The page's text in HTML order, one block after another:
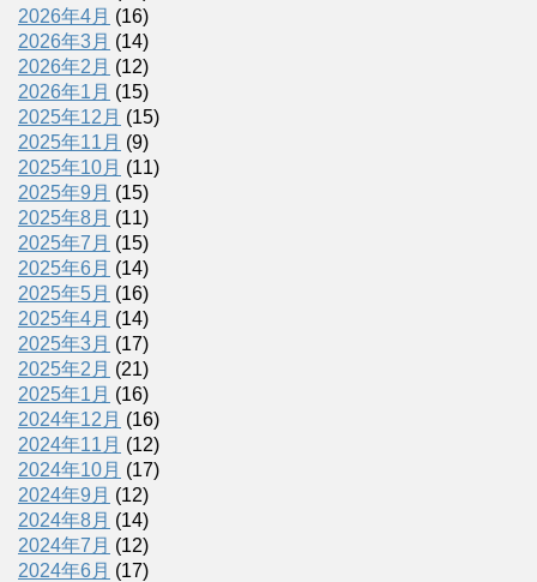
2026年4月 (16)
2026年3月 (14)
2026年2月 (12)
2026年1月 (15)
2025年12月 (15)
2025年11月 (9)
2025年10月 (11)
2025年9月 (15)
2025年8月 (11)
2025年7月 (15)
2025年6月 (14)
2025年5月 (16)
2025年4月 (14)
2025年3月 (17)
2025年2月 (21)
2025年1月 (16)
2024年12月 (16)
2024年11月 (12)
2024年10月 (17)
2024年9月 (12)
2024年8月 (14)
2024年7月 (12)
2024年6月 (17)